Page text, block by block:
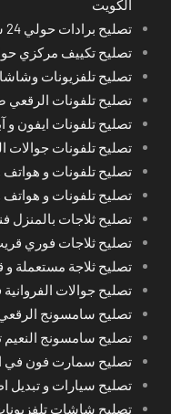
الكويت
تصليح برادات حولي 24 ساعة فني تصليح برادات باكستاني
تصليح تكييف مركزي
تصليح تلفزيونات
تصليح تلفونات الرقعي
تصليح تلفونات ايفون و
تصليح تلفونات جوالات
تصليح تلفونات و
تصليح تلفونات و هواتف
تصليح ثلاجات بالمنزل
تصليح ثلاجات فوري
تصليح ثلاجة مستعملة و
تصليح جوالات
تصليح سامسونج
تصليح سامسونج النعيم
تصليح سمارت فون في
تصليح سيارات و تبديل
تصليح شاشات